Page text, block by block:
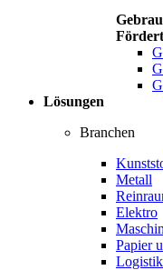
Lösungen
Branchen
Metall
Elektro
Papier
Logistik